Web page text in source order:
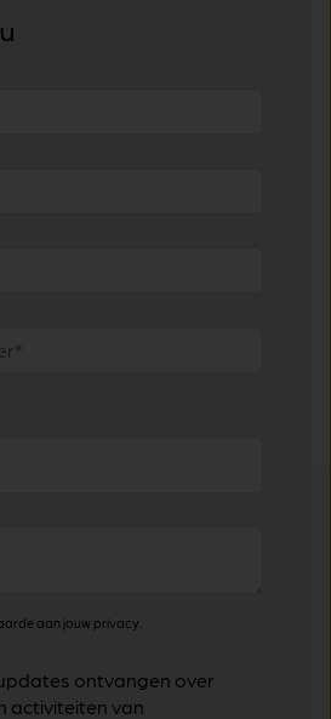
aan jouw privacy.
ontvangen over
activiteiten van